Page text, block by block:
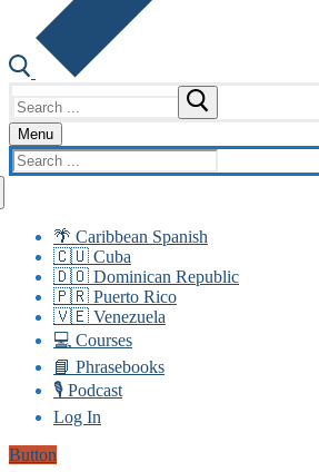
for:
Menu
Search
for:
🌴 Caribbean Spanish
🇨🇺 Cuba
🇩🇴 Dominican Republic
🇵🇷 Puerto Rico
🇻🇪 Venezuela
💻 Courses
📘 Phrasebooks
🎙️ Podcast
Log In
Button